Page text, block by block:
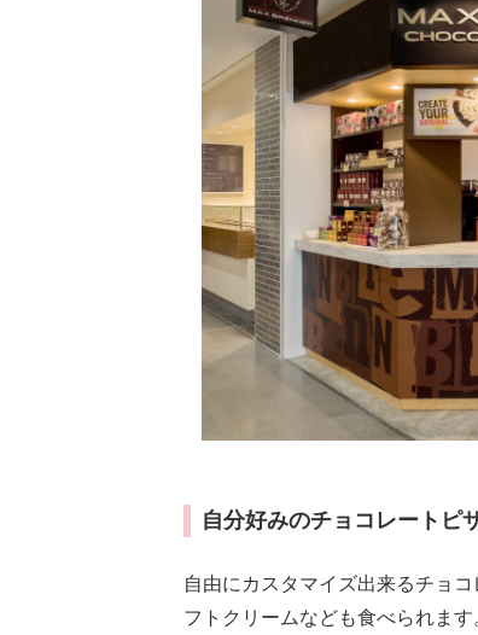
自分好みのチョコレートピ
自由にカスタマイズ出来るチョ
フトクリームなども食べられます